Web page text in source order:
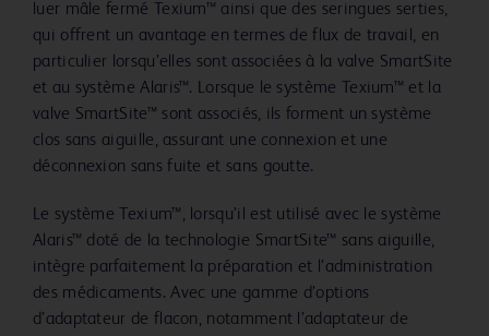
luer mâle fermé Texium™ ainsi que des seringues serties,
qui offrent un avantage en termes de flux de travail, en
particulier lorsqu’elles sont associées à la valve SmartSite
et au système Alaris™. Lorsque le système Texium™ et la
valve SmartSite™ sont associés, ils forment un système
clos sans aiguille, assurant une connexion et une
déconnexion sans fuite et sans goutte.
Le système Texium™, lorsqu’il est utilisé avec le système
Alaris™ doté de la technologie SmartSite™ sans aiguille,
intègre parfaitement la préparation et l’administration
des médicaments. Avec une gamme d’options
d’adaptateur de flacon, notamment l’adaptateur de